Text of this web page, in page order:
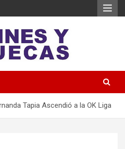
Tapia Ascendió a la OK Liga